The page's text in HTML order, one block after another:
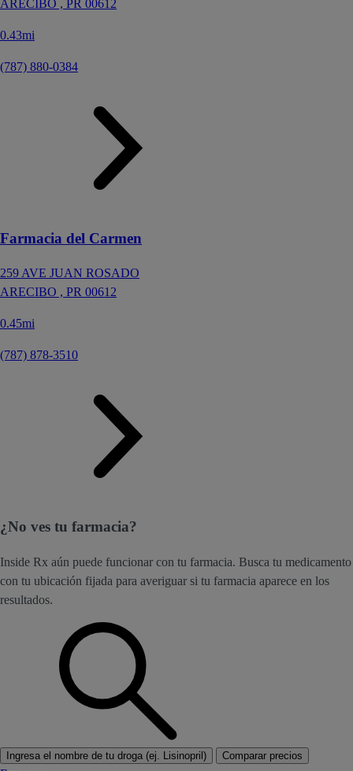
ARECIBO , PR 00612
0.43mi
(787) 880-0384
Farmacia del Carmen
259 AVE JUAN ROSADO
ARECIBO , PR 00612
0.45mi
(787) 878-3510
¿No ves tu farmacia?
Inside Rx aún puede funcionar con tu farmacia. Busca tu medicamento
con tu ubicación fijada para averiguar si tu farmacia aparece en los
resultados.
Ingresa el nombre de tu droga (ej. Lisinopril) Comparar precios